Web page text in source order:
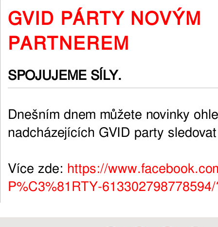
GVID PÁRTY NOVÝM
PARTNEREM
SPOJUJEME SÍLY.
Dnešním dnem můžete novinky
nadcházejících GVID party
Více zde: https://
P%C3%81RTY-